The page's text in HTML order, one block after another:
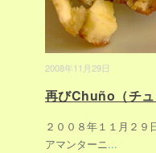
2008年11月29日
再びChuño（チ
２００８年１１月２９
アマンターニ ...